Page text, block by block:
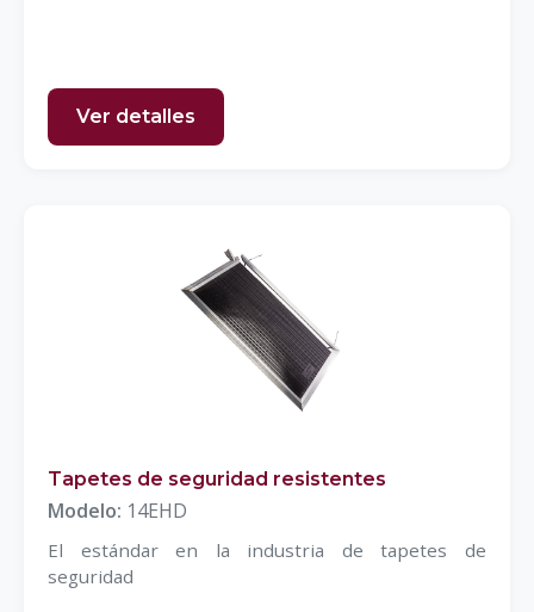
Ver detalles
Tapetes de seguridad resistentes
Modelo: 14EHD
El estándar en la industria de tapetes de
seguridad